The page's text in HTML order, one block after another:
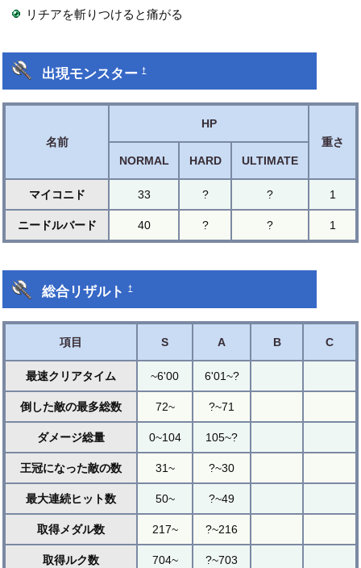
リチアを斬りつけると痛がる
出現モンスター†
名前
HP
重さ
NORMAL
HARD ULTIMATE
マイコニド 33 ? ? 1
ニードルバード 40 ? ? 1
総合リザルト†
項目 S A B C
最速クリアタイム ~6'00 6'01~?
倒した敵の最多総数 72~ ?~71
ダメージ総量 0~104 105~?
王冠になった敵の数 31~ ?~30
最大連続ヒット数 50~ ?~49
取得メダル数 217~ ?~216
取得ルク数 704~ ?~703